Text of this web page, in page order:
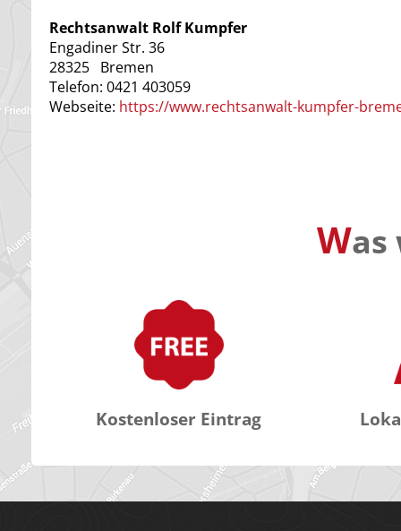
Rechtsanwalt Rolf Kumpfer
Engadiner Str. 36
28325 Bremen
Telefon: 0421 403059
Webseite: https://www.rechtsanwalt-kumpfer-
Was
Kostenloser Eintrag